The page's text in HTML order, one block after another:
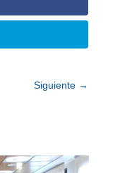
Siguiente →